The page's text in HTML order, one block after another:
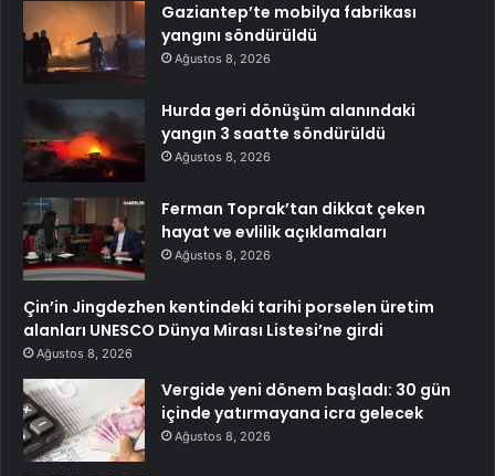
Gaziantep’te mobilya fabrikası
yangını söndürüldü
Ağustos 8, 2026
Hurda geri dönüşüm alanındaki
yangın 3 saatte söndürüldü
Ağustos 8, 2026
Ferman Toprak’tan dikkat çeken
hayat ve evlilik açıklamaları
Ağustos 8, 2026
Çin’in Jingdezhen kentindeki tarihi porselen üretim
alanları UNESCO Dünya Mirası Listesi’ne girdi
Ağustos 8, 2026
Vergide yeni dönem başladı: 30 gün
içinde yatırmayana icra gelecek
Ağustos 8, 2026